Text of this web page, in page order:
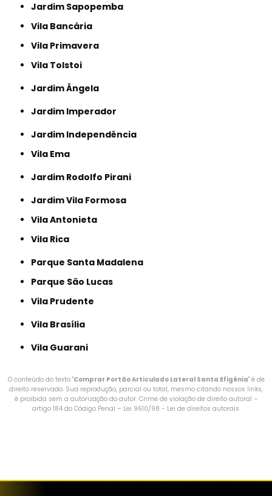
Jardim Sapopemba
Vila Bancária
Vila Primavera
Vila Tolstoi
Jardim Ângela
Jardim Imperador
Jardim Independência
Vila Ema
Jardim Rodolfo Pirani
Jardim Vila Formosa
Vila Antonieta
Vila Rica
Parque Santa Madalena
Parque São Lucas
Vila Prudente
Vila Brasília
Vila Guarani
O conteúdo do texto "Comprar Portão Articulado Lateral Santa Efigênia" é de
direito reservado. Sua reprodução, parcial ou total, mesmo citando nossos links,
é proibida sem a autorização do autor. Crime de violação de direito autoral –
artigo 184 do Código Penal – Lei 9610/98 - Lei de direitos autorais.